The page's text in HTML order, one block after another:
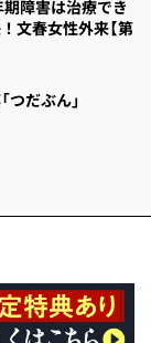
障害は治療でき
文春女性外来【第
だぶん」